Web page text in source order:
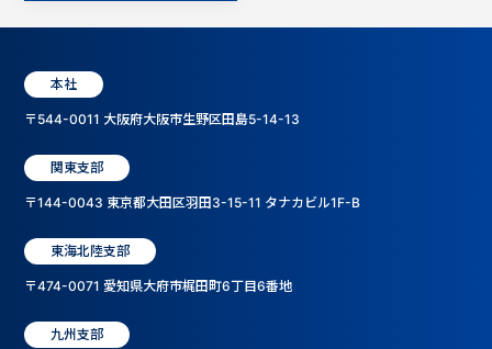
本社
〒544-0011 大阪府大阪市生野区田島5-14-13
関東支部
〒144-0043 東京都大田区羽田3-15-11 タナカビル1F-B
東海北陸支部
〒474-0071 愛知県大府市梶田町6丁目6番地
九州支部